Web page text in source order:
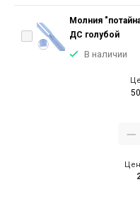
Молния
ДС голубой
В наличии